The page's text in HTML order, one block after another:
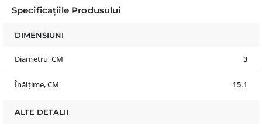
Specificațiile Produsului
DIMENSIUNI
Diametru, CM 3
Înălțime, CM 15.1
ALTE DETALII